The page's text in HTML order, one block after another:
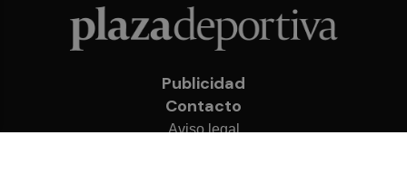
Publicidad
Contacto
Aviso legal